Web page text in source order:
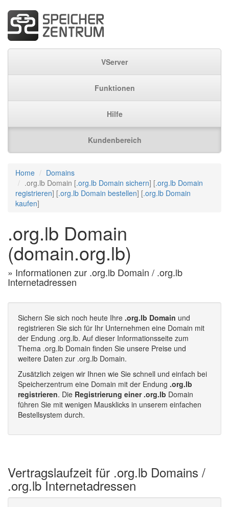
VServer
Funktionen
Hilfe
Kundenbereich
Home
Domains
.org.lb Domain [.org.lb Domain sichern] [.org.lb Domain
registrieren] [.org.lb Domain bestellen] [.org.lb Domain
kaufen]
.org.lb Domain
(domain.org.lb)
» Informationen zur .org.lb Domain / .org.lb
Internetadressen
Sichern Sie sich noch heute Ihre .org.lb Domain und
registrieren Sie sich für Ihr Unternehmen eine Domain mit
der Endung .org.lb. Auf dieser Informationsseite zum
Thema .org.lb Domain finden Sie unsere Preise und
weitere Daten zur .org.lb Domain.
Zusätzlich zeigen wir Ihnen wie Sie schnell und einfach bei
Speicherzentrum eine Domain mit der Endung .org.lb
registrieren. Die Registrierung einer .org.lb Domain
führen Sie mit wenigen Mausklicks in unserem einfachen
Bestellsystem durch.
Vertragslaufzeit für .org.lb Domains /
.org.lb Internetadressen